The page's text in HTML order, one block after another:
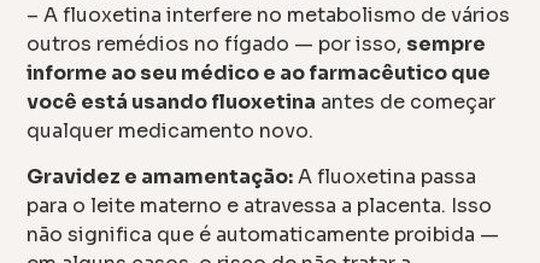
– A fluoxetina interfere no metabolismo de vários
outros remédios no fígado — por isso, sempre
informe ao seu médico e ao farmacêutico que
você está usando fluoxetina antes de começar
qualquer medicamento novo.
Gravidez e amamentação:A fluoxetina passa
para o leite materno e atravessa a placenta. Isso
não significa que é automaticamente proibida —